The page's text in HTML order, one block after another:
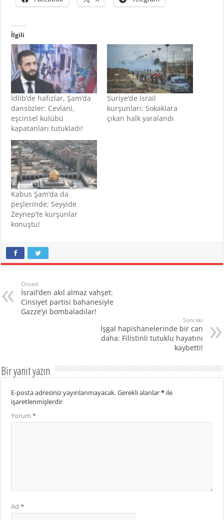
İlgili
İdlib’de hafızlar, Şam’da
dansözler: Cevlani,
eşcinsel kulübü
kapatanları tutukladı!
Suriye’de İsrail
kurşunları: Sokaklara
çıkan halk yaralandı
Kabus Şam’da da
peşlerinde; Seyyide
Zeynep’te kurşunlar
konuştu!
Öncesi
İsrail’den akıl almaz vahşet:
Cinsiyet partisi bahanesiyle
Gazze’yi bombaladılar!
Sonraki
İşgal hapishanelerinde bir can
daha: Filistinli tutuklu hayatını
kaybetti!
Bir yanıt yazın
E-posta adresiniz yayınlanmayacak.Gerekli alanlar* ile
işaretlenmişlerdir
Yorum*
Ad*